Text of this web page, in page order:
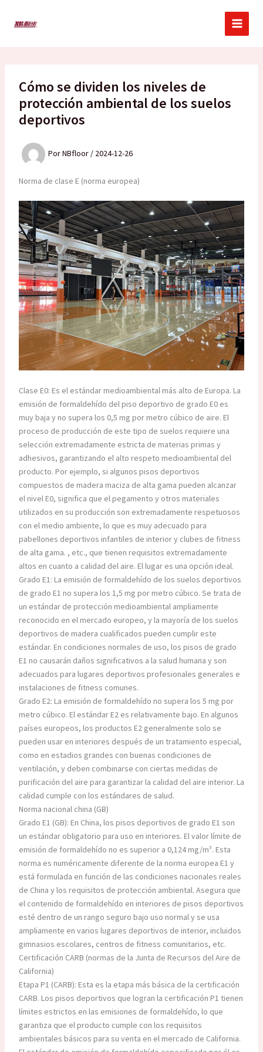
Cómo se dividen los niveles de
protección ambiental de los suelos
deportivos
PorNBfloor / 2024-12-26
Norma de clase E (norma europea)
Clase E0: Es el estándar medioambiental más alto de Europa. La
emisión de formaldehído del piso deportivo de grado E0 es
muy baja y no supera los 0,5 mg por metro cúbico de aire. El
proceso de producción de este tipo de suelos requiere una
selección extremadamente estricta de materias primas y
adhesivos, garantizando el alto respeto medioambiental del
producto. Por ejemplo, si algunos pisos deportivos
compuestos de madera maciza de alta gama pueden alcanzar
el nivel E0, significa que el pegamento y otros materiales
utilizados en su producción son extremadamente respetuosos
con el medio ambiente, lo que es muy adecuado para
pabellones deportivos infantiles de interior y clubes de fitness
de alta gama. , etc., que tienen requisitos extremadamente
altos en cuanto a calidad del aire. El lugar es una opción ideal.
Grado E1: La emisión de formaldehído de los suelos deportivos
de grado E1 no supera los 1,5 mg por metro cúbico. Se trata de
un estándar de protección medioambiental ampliamente
reconocido en el mercado europeo, y la mayoría de los suelos
deportivos de madera cualificados pueden cumplir este
estándar. En condiciones normales de uso, los pisos de grado
E1 no causarán daños significativos a la salud humana y son
adecuados para lugares deportivos profesionales generales e
instalaciones de fitness comunes.
Grado E2: La emisión de formaldehído no supera los 5 mg por
metro cúbico. El estándar E2 es relativamente bajo. En algunos
países europeos, los productos E2 generalmente solo se
pueden usar en interiores después de un tratamiento especial,
como en estadios grandes con buenas condiciones de
ventilación, y deben combinarse con ciertas medidas de
purificación del aire para garantizar la calidad del aire interior. La
calidad cumple con los estándares de salud.
Norma nacional china (GB)
Grado E1 (GB): En China, los pisos deportivos de grado E1 son
un estándar obligatorio para uso en interiores. El valor límite de
emisión de formaldehído no es superior a 0,124 mg/m³. Esta
norma es numéricamente diferente de la norma europea E1 y
está formulada en función de las condiciones nacionales reales
de China y los requisitos de protección ambiental. Asegura que
el contenido de formaldehído en interiores de pisos deportivos
esté dentro de un rango seguro bajo uso normal y se usa
ampliamente en varios lugares deportivos de interior, incluidos
gimnasios escolares, centros de fitness comunitarios, etc.
Certificación CARB (normas de la Junta de Recursos del Aire de
California)
Etapa P1 (CARB): Esta es la etapa más básica de la certificación
CARB. Los pisos deportivos que logran la certificación P1 tienen
límites estrictos en las emisiones de formaldehído, lo que
garantiza que el producto cumple con los requisitos
ambientales básicos para su venta en el mercado de California.